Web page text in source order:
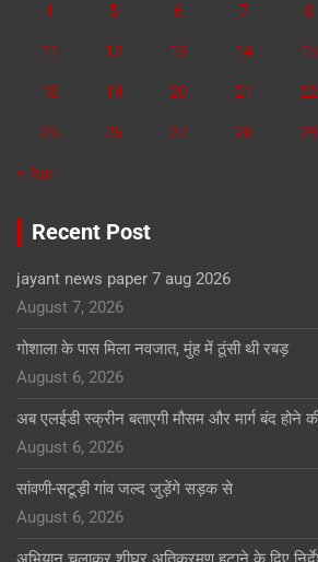
4 5 6 7 8
11 12 13 14 15
18 19 20 21 22
25 26 27 28 29
« Apr
Recent Post
jayant news paper 7 aug 2026
August 7, 2026
गोशाला के पास मिला नवजात, मुंह में ठूंसी थी रबड़
August 6, 2026
अब एलईडी स्क्रीन बताएगी मौसम और मार्ग बंद होने
August 6, 2026
सांवणी-सटूड़ी गांव जल्द जुड़ेंगे सड़क से
August 6, 2026